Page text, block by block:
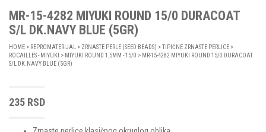
MR-15-4282 MIYUKI ROUND 15/0 DURACOAT
S/L DK.NAVY BLUE (5GR)
HOME > REPROMATERIJAL > ZRNASTE PERLE (SEED BEADS) > TIPIČNE ZRNASTE PERLICE >
ROCAILLES - MIYUKI > MIYUKI ROUND 1,5MM - 15/0 > MR-15-4282 MIYUKI ROUND 15/0 DURACOAT
S/L DK.NAVY BLUE (5GR)
235 RSD